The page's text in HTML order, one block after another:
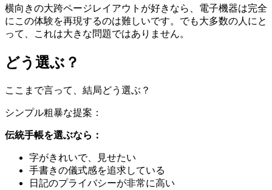
横向きの大跨ページレイアウトが好きなら、電子機器は完全
にこの体験を再現するのは難しいです。でも大多数の人にと
って、これは大きな問題ではありません。
どう選ぶ？
ここまで言って、結局どう選ぶ？
シンプル粗暴な提案：
伝統手帳を選ぶなら：
字がきれいで、見せたい
手書きの儀式感を追求している
日記のプライバシーが非常に高い